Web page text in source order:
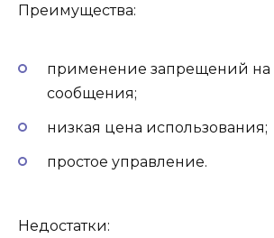
Преимущества:
применение запрещений на
сообщения;
низкая цена использования;
простое управление.
Недостатки: